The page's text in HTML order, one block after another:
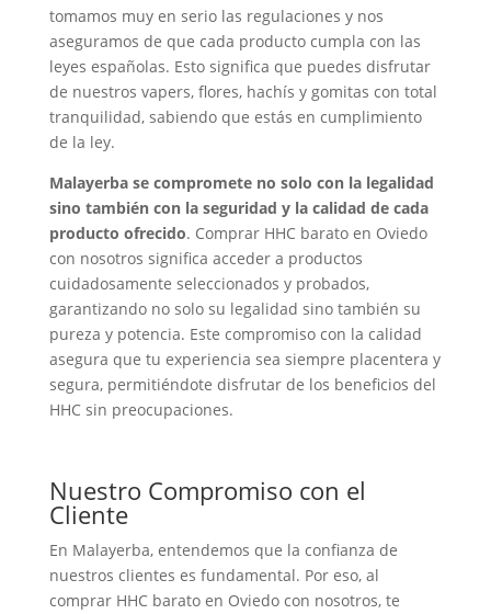
tomamos muy en serio las regulaciones y nos
aseguramos de que cada producto cumpla con las
leyes españolas. Esto significa que puedes disfrutar
de nuestros vapers, flores, hachís y gomitas con total
tranquilidad, sabiendo que estás en cumplimiento
de la ley.
Malayerba se compromete no solo con la legalidad
sino también con la seguridad y la calidad de cada
producto ofrecido. Comprar HHC barato en Oviedo
con nosotros significa acceder a productos
cuidadosamente seleccionados y probados,
garantizando no solo su legalidad sino también su
pureza y potencia. Este compromiso con la calidad
asegura que tu experiencia sea siempre placentera y
segura, permitiéndote disfrutar de los beneficios del
HHC sin preocupaciones.
Nuestro Compromiso con el
Cliente
En Malayerba, entendemos que la confianza de
nuestros clientes es fundamental. Por eso, al
comprar HHC barato en Oviedo con nosotros, te